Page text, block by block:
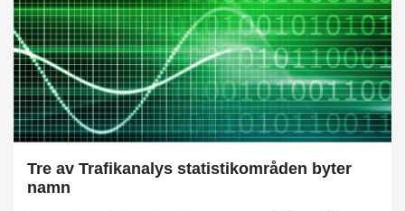
Tre av Trafikanalys statistikområden byter
namn